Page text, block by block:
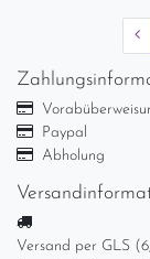
Paypal
Abholung
Versand per GLS